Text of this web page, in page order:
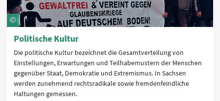
Politische Kultur
Die politische Kultur bezeichnet die Gesamtverteilung von
Einstellungen, Erwartungen und Teilhabemustern der Menschen
gegenüber Staat, Demokratie und Extremismus. In Sachsen
werden zunehmend rechtsradikale sowie fremdenfeindliche
Haltungen gemessen.